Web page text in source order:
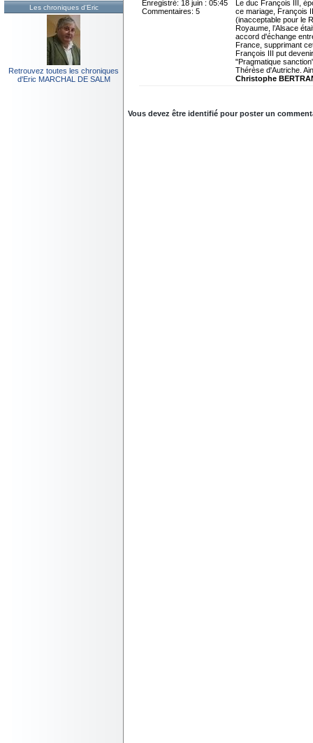
Les chroniques d'Eric
Retrouvez toutes les chroniques
d'Eric MARCHAL DE SALM
Enregistré: 18 juin : 05:45
Commentaires: 5
Le duc François III,
ce mariage, François
(inacceptable pour le
Royaume, l’Alsace
accord d'échange
France, supprimant
François III put
"Pragmatique
Thérèse d'Autriche.
Christophe
Vous devez être identifié pour poster un